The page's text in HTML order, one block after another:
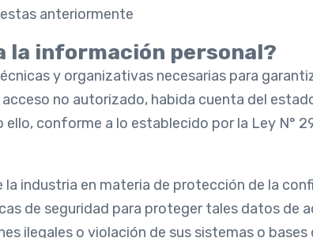
anteriormente
la información personal?
y organizativas necesarias para
no autorizado, habida cuenta del
conforme a lo establecido por la Ley N°
la industria en materia de protección de la
de seguridad para proteger tales datos de
ilegales o violación de sus sistemas o